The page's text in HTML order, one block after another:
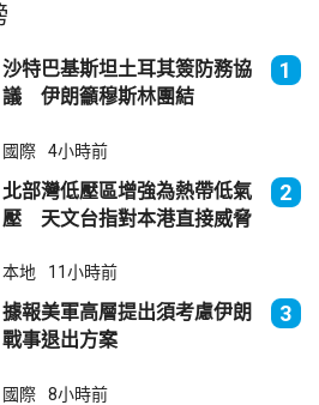
沙特巴基斯坦土耳其簽防務協
議 伊朗籲穆斯林團結
1
國際 4小時前
北部灣低壓區增強為熱帶低氣
壓 天文台指對本港直接威脅
2
本地 11小時前
據報美軍高層提出須考慮伊朗
戰事退出方案
3
國際 8小時前